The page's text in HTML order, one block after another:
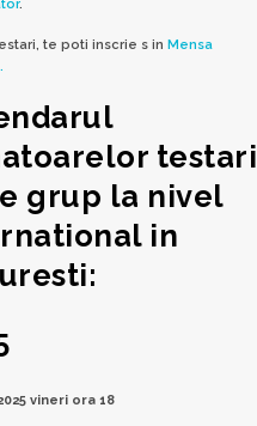
.
te poti inscrie s in Mensa
testari
grup la nivel
in
vineri ora 18